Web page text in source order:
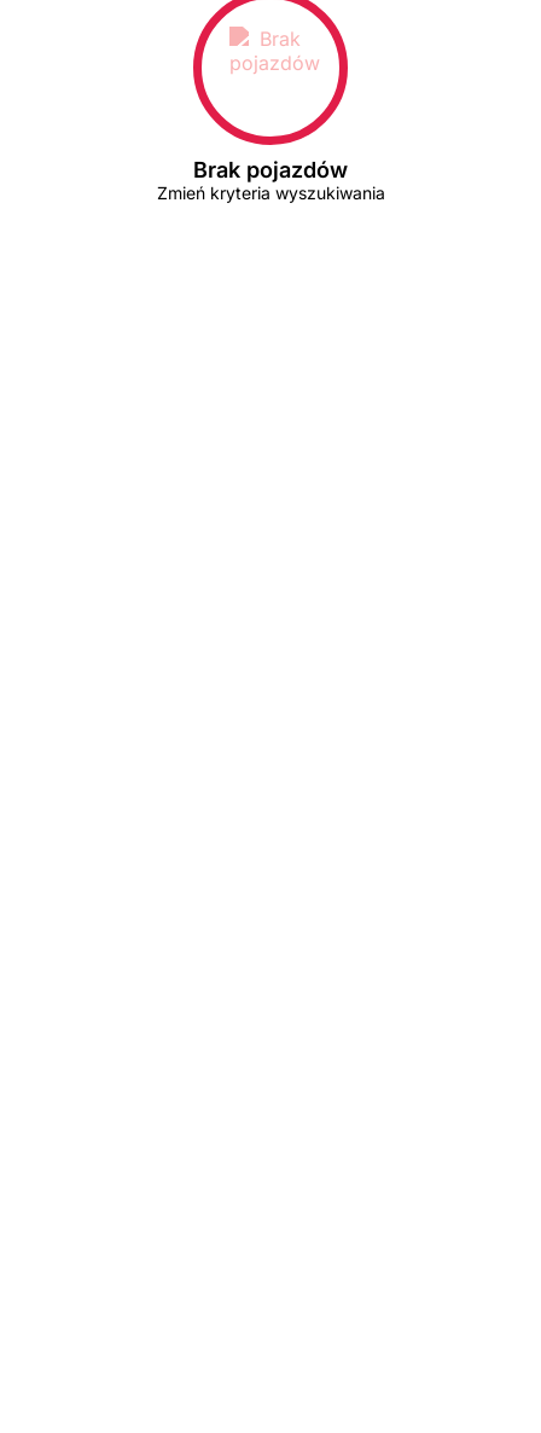
Brak pojazdów
Zmień kryteria wyszukiwania